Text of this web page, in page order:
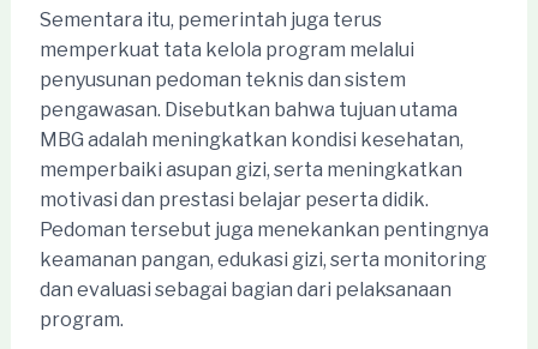
Sementara itu, pemerintah juga terus
memperkuat tata kelola program melalui
penyusunan pedoman teknis dan sistem
pengawasan. Disebutkan bahwa tujuan utama
MBG adalah meningkatkan kondisi kesehatan,
memperbaiki asupan gizi, serta meningkatkan
motivasi dan prestasi belajar peserta didik.
Pedoman tersebut juga menekankan pentingnya
keamanan pangan, edukasi gizi, serta monitoring
dan evaluasi sebagai bagian dari pelaksanaan
program.